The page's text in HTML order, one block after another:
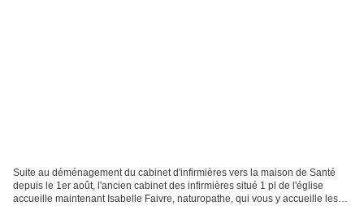
Suite au déménagement du cabinet d'infirmières vers la maison de Santé
depuis le 1er août, l'ancien cabinet des infirmières situé 1 pl de l'église
accueille maintenant Isabelle Faivre, naturopathe, qui vous y accueille les